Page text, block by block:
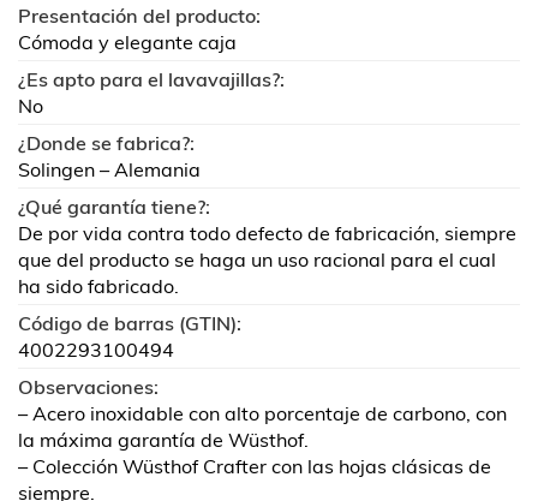
Presentación del producto:
Cómoda y elegante caja
¿Es apto para el lavavajillas?:
No
¿Donde se fabrica?:
Solingen – Alemania
¿Qué garantía tiene?:
De por vida contra todo defecto de fabricación, siempre
que del producto se haga un uso racional para el cual
ha sido fabricado.
Código de barras (GTIN):
4002293100494
Observaciones:
– Acero inoxidable con alto porcentaje de carbono, con
la máxima garantía de Wüsthof.
– Colección Wüsthof Crafter con las hojas clásicas de
siempre.